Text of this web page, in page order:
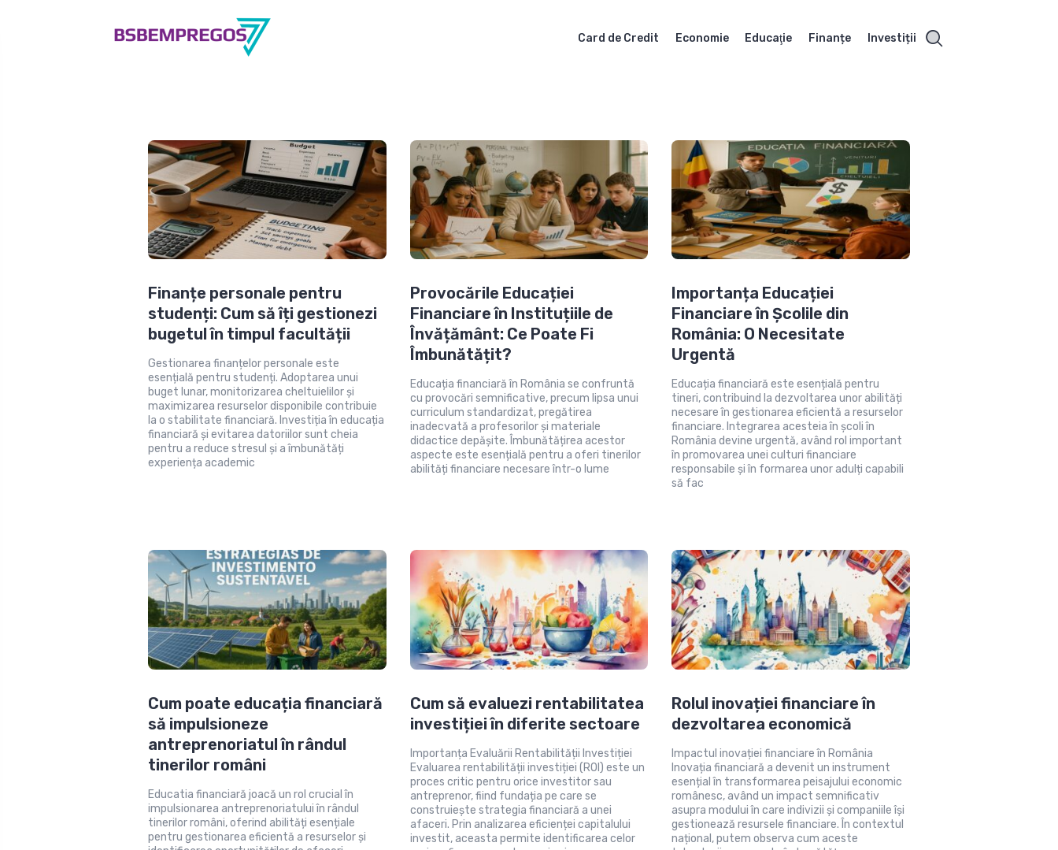
Card de Credit Economie Educaţie Finanțe Investiții
Finanțe personale pentru
studenți: Cum să îți gestionezi
bugetul în timpul facultății
Gestionarea finanțelor personale este
esențială pentru studenți. Adoptarea unui
buget lunar, monitorizarea cheltuielilor și
maximizarea resurselor disponibile contribuie
la o stabilitate financiară. Investiția în educația
financiară și evitarea datoriilor sunt cheia
pentru a reduce stresul și a îmbunătăți
experiența academic
Provocările Educației
Financiare în Instituțiile de
Învățământ: Ce Poate Fi
Îmbunătățit?
Educația financiară în România se confruntă
cu provocări semnificative, precum lipsa unui
curriculum standardizat, pregătirea
inadecvată a profesorilor și materiale
didactice depășite. Îmbunătățirea acestor
aspecte este esențială pentru a oferi tinerilor
abilități financiare necesare într-o lume
Importanța Educației
Financiare în Școlile din
România: O Necesitate
Urgentă
Educația financiară este esențială pentru
tineri, contribuind la dezvoltarea unor abilități
necesare în gestionarea eficientă a resurselor
financiare. Integrarea acesteia în școli în
România devine urgentă, având rol important
în promovarea unei culturi financiare
responsabile și în formarea unor adulți capabili
să fac
Cum poate educația financiară
să impulsioneze
antreprenoriatul în rândul
tinerilor români
Educatia financiară joacă un rol crucial în
impulsionarea antreprenoriatului în rândul
tinerilor români, oferind abilități esențiale
pentru gestionarea eficientă a resurselor și
Cum să evaluezi rentabilitatea
investiției în diferite sectoare
Importanța Evaluării Rentabilității Investiției
Evaluarea rentabilității investiției (ROI) este un
proces critic pentru orice investitor sau
antreprenor, fiind fundația pe care se
construiește strategia financiară a unei
afaceri. Prin analizarea eficienței capitalului
investit, aceasta permite identificarea celor
Rolul inovației financiare în
dezvoltarea economică
Impactul inovației financiare în România
Inovația financiară a devenit un instrument
esențial în transformarea peisajului economic
românesc, având un impact semnificativ
asupra modului în care indivizii și companiile își
gestionează resursele financiare. În contextul
național, putem observa cum aceste